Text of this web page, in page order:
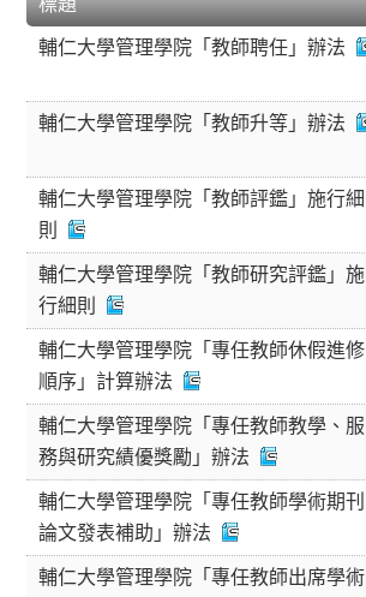
標題
輔仁大學管理學院「教師聘任」辦法
輔仁大學管理學院「教師升等」辦法
輔仁大學管理學院「教師評鑑」施行細
則
輔仁大學管理學院「教師研究評鑑」施
行細則
輔仁大學管理學院「專任教師休假進修
順序」計算辦法
輔仁大學管理學院「專任教師教學、服
務與研究績優獎勵」辦法
輔仁大學管理學院「專任教師學術期刊
論文發表補助」辦法
輔仁大學管理學院「專任教師出席學術